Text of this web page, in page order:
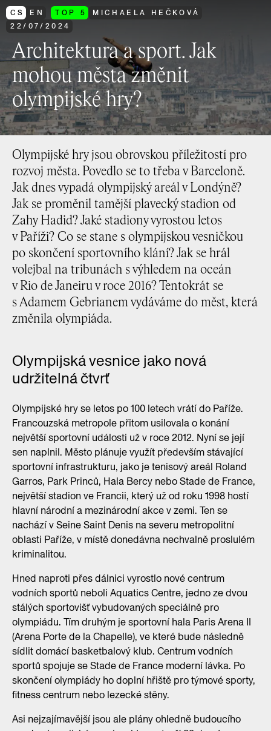
CS EN TOP 5
MICHAELA HEČKOVÁ
22/ 07/ 2024
Architektura a sport. Jak
mohou města změnit
olympijské hry?
Olympijské hry jsou obrovskou příležitostí pro
rozvoj města. Povedlo se to třeba v Barceloně.
Jak dnes vypadá olympijský areál v Londýně?
Jak se proměnil tamější plavecký stadion od
Zahy Hadid? Jaké stadiony vyrostou letos
v Paříži? Co se stane s olympijskou vesničkou
po skončení sportovního klání? Jak se hrál
volejbal na tribunách s výhledem na oceán
v Rio de Janeiru v roce 2016? Tentokrát se
s Adamem Gebrianem vydáváme do měst, která
změnila olympiáda.
Olympijská vesnice jako nová
udržitelná čtvrť
Olympijské hry se letos po 100 letech vrátí do Paříže.
Francouzská metropole přitom usilovala o konání
největší sportovní události už v roce 2012. Nyní se její
sen naplnil. Město plánuje využít především stávající
sportovní infrastrukturu, jako je tenisový areál Roland
Garros, Park Princů, Hala Bercy nebo Stade de France,
největší stadion ve Francii, který už od roku 1998 hostí
hlavní národní a mezinárodní akce v zemi. Ten se
nachází v Seine Saint Denis na severu metropolitní
oblasti Paříže, v místě donedávna nechvalně proslulém
kriminalitou.
Hned naproti přes dálnici vyrostlo nové centrum
vodních sportů neboli Aquatics Centre, jedno ze dvou
stálých sportovišť vybudovaných speciálně pro
olympiádu. Tím druhým je sportovní hala Paris Arena II
(Arena Porte de la Chapelle), ve které bude následně
sídlit domácí basketbalový klub. Centrum vodních
sportů spojuje se Stade de France moderní lávka. Po
skončení olympiády ho doplní hřiště pro týmové sporty,
fitness centrum nebo lezecké stěny.
Asi nejzajímavější jsou ale plány ohledně budoucího